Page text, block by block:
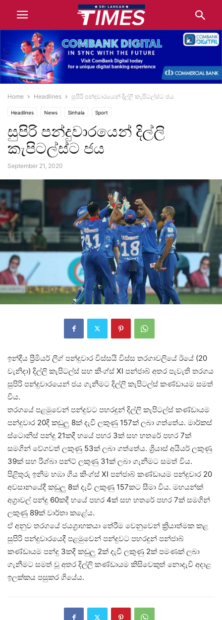
Home Headlines සුපිරි පන්දුවාරයෙන් දිල්ලි කැපිටල්ස්ට ජය
Headlines News Sinhala Sport
සුපිරි පන්දුවාරයෙන් දිල්ලි
කැපිටල්ස්ට ජය
September 21, 2020
ඉන්දීය ප්‍රීමියර් ලීග් පන්දුවාර විස්සයි විස්ස තරගාවලියේ ඊයේ (20
වැනිදා) දිල්ලි කැපිටල්ස් සහ කිංග්ස් XI පන්ජාබ් අතර පැවැති තරගය
සුපිරි පන්දුවාරයෙන් ජය ගැනීමට දිල්ලි කැපිටල්ස් කණ්ඩායම සමත්
විය.
තරගයේ පළමුවෙන් පන්දුවට පහරදුන් දිල්ලි කැපිටල්ස් කණ්ඩායම
පන්දුවාර 20දී කඩුලු 8ක් දැවී ලකුණු 157ක් ලබා ගත්තේය. මාර්කස්
ස්ටොනිස් පන්දු 21කදී හයේ පහර 3ක් සහ හතරේ පහර 7ක්
සමගින් වේගවත් ලකුණු 53ක් ලබා ගත්තේය. ශ්‍රියාස් අයියර් ලකුණු
39ක් සහ රිශ්බා පන්ට් ලකුණු 31ක් ලබා ගැනීමට සමත් විය.
පිළිතුරු ඉනිම හඹා ගිය කිංග්ස් XI පන්ජාබ් කණ්ඩායම පන්දුවාර 20
අවසානයේදී කඩුලු 8ක් දැවී ලකුණු 157කට සීමා විය. මහයන්ක්
අග්‍රාවල් පන්දු 60කදී හයේ පහර 4ක් සහ හතරේ පහර 7ක් සමගින්
ලකුණු 89ක් වාර්තා කළේය.
ඒ අනුව තරගයේ ජයග්‍රාහකයා තේරීම වෙනුවෙන් ක්‍රියාත්මක කළ
සුපිරි පන්දුවාරයෙදී පළමුවෙන් පන්දුවට පහරදුන් පන්ජාබ්
කණ්ඩායම පන්දු 3කදී කඩුලු 2ක් දැවී ලකුණු 2ක් පමණක් ලබා
ගැනීමට සමත් වූ අතර දිල්ලි කණ්ඩායම කිසිවෙකුත් නොදැවි අදාළ
ඉලක්කය පසුකර ගියේය.